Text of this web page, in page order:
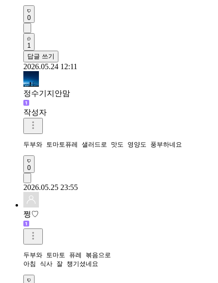
0
1
답글 쓰기
2026.05.24 12:11
정수기지안맘
작성자
두부와 토마토퓨레 샐러드로 맛도 영양도 풍부하네요
0
2026.05.25 23:55
쩡♡
두부와 토마토 퓨레 볶음으로
아침 식사 잘 챙기셨네요